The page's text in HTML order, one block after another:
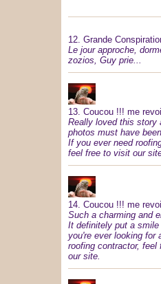
12. Grande
Le jour approche,
zozios, Guy prie...
13. Coucou !!! me
Really loved this story
photos must have
If you ever need
feel free to visit our
14. Coucou !!! me
Such a charming and
It definitely put a
you're ever looking for
roofing contractor, feel
our site.